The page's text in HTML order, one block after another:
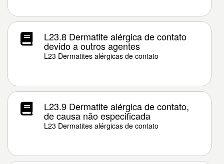
L23.8 Dermatite alérgica de contato
devido a outros agentes
L23 Dermatites alérgicas de contato
L23.9 Dermatite alérgica de contato,
de causa não especificada
L23 Dermatites alérgicas de contato